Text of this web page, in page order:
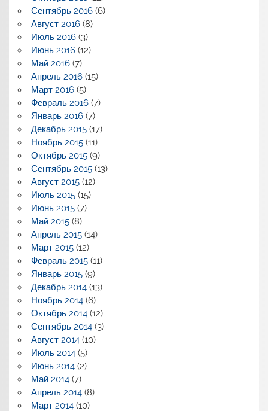
Сентябрь 2016(6)
Август 2016(8)
Июль 2016(3)
Июнь 2016(12)
Май 2016(7)
Апрель 2016(15)
Март 2016(5)
Февраль 2016(7)
Январь 2016(7)
Декабрь 2015(17)
Ноябрь 2015(11)
Октябрь 2015(9)
Сентябрь 2015(13)
Август 2015(12)
Июль 2015(15)
Июнь 2015(7)
Май 2015(8)
Апрель 2015(14)
Март 2015(12)
Февраль 2015(11)
Январь 2015(9)
Декабрь 2014(13)
Ноябрь 2014(6)
Октябрь 2014(12)
Сентябрь 2014(3)
Август 2014(10)
Июль 2014(5)
Июнь 2014(2)
Май 2014(7)
Апрель 2014(8)
Март 2014(10)